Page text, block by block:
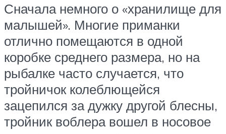
Сначала немного о «хранилище для
малышей». Многие приманки
отлично помещаются в одной
коробке среднего размера, но на
рыбалке часто случается, что
тройничок колеблющейся
зацепился за дужку другой блесны,
тройник воблера вошел в носовое